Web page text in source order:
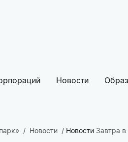
Новости
Новости Новости Завтра